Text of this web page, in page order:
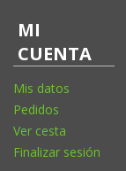
MI
CUENTA
Mis datos
Pedidos
Ver cesta
Finalizar sesión